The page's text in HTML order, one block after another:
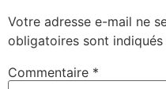
Votre adresse e-mail ne
obligatoires sont indiqués
Commentaire *